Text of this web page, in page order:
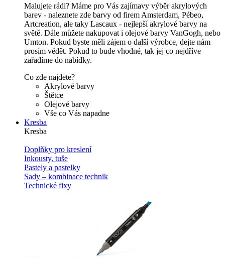
Malujete rádi? Máme pro Vás zajímavy výběr akrylových
barev - naleznete zde barvy od firem Amsterdam, Pébeo,
Artcreation, ale taky Lascaux - nejlepší akrylové barvy na
světě. Dále můžete nakupovat i olejové barvy VanGogh, nebo
Umton. Pokud byste měli zájem o další výrobce, dejte nám
prosím vědět. Pokud to bude vhodné, tak jej co nejdříve
zařadíme do nabídky.
Co zde najdete?
Akrylové barvy
Štětce
Olejové barvy
Vše co Vás napadne
Kresba
Kresba
Doplňky pro kreslení
Inkousty, tuše
Pastely a pastelky
Sady – kombinace technik
Technické fixy